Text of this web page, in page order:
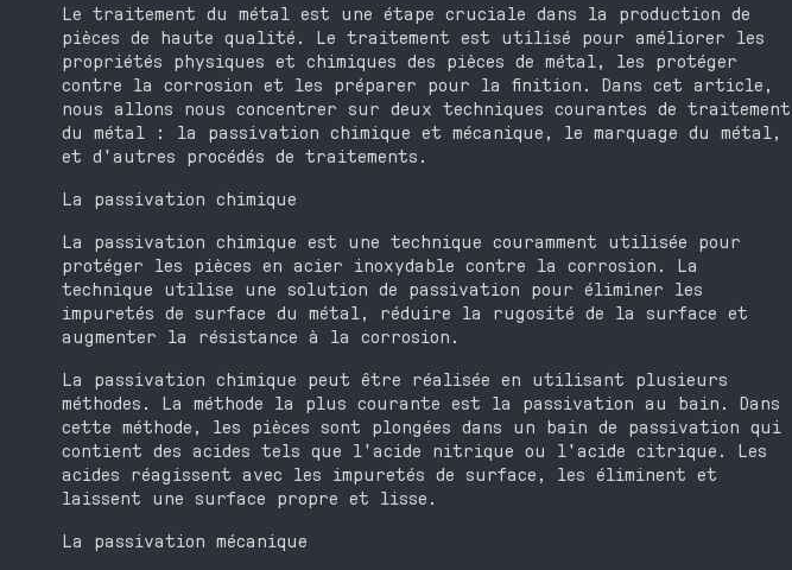
Le traitement du métal est une étape cruciale dans la production de
pièces de haute qualité. Le traitement est utilisé pour améliorer les
propriétés physiques et chimiques des pièces de métal, les protéger
contre la corrosion et les préparer pour la finition. Dans cet article,
nous allons nous concentrer sur deux techniques courantes de traitement
du métal : la passivation chimique et mécanique, le marquage du métal,
et d'autres procédés de traitements.
La passivation chimique
La passivation chimique est une technique couramment utilisée pour
protéger les pièces en acier inoxydable contre la corrosion. La
technique utilise une solution de passivation pour éliminer les
impuretés de surface du métal, réduire la rugosité de la surface et
augmenter la résistance à la corrosion.
La passivation chimique peut être réalisée en utilisant plusieurs
méthodes. La méthode la plus courante est la passivation au bain. Dans
cette méthode, les pièces sont plongées dans un bain de passivation qui
contient des acides tels que l'acide nitrique ou l'acide citrique. Les
acides réagissent avec les impuretés de surface, les éliminent et
laissent une surface propre et lisse.
La passivation mécanique